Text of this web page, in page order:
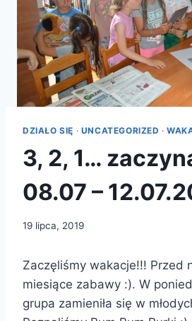
DZIAŁO SIĘ · UNCATEGORIZED ·
3, 2, 1…
08.07 –
19 lipca, 2019
Zaczęliśmy wakacje!!! Przed
miesiące zabawy :). W
grupa zamieniła się w